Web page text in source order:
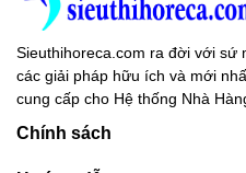
Sieuthihoreca.com ra đời với sứ
các giải pháp hữu ích và mới
cung cấp cho Hệ thống Nhà
Chính sách